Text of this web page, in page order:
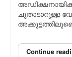
ചൂതാടാറുള്ള
Continue